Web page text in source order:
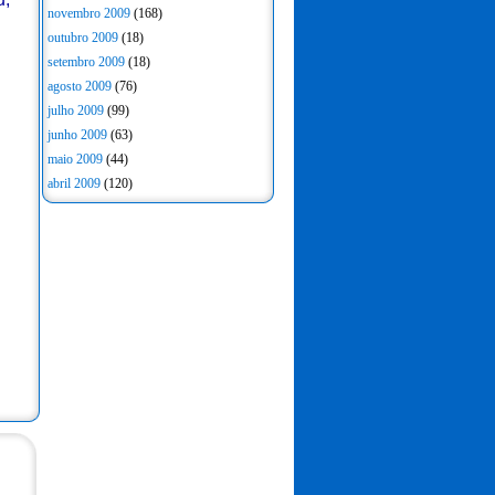
novembro 2009 (168)
outubro 2009 (18)
setembro 2009 (18)
agosto 2009 (76)
julho 2009 (99)
junho 2009 (63)
maio 2009 (44)
abril 2009 (120)